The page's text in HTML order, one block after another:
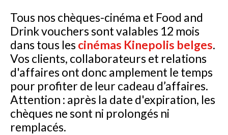
Tous nos chèques-cinéma et Food and
Drink vouchers sont valables 12 mois
dans tous les cinémas Kinepolis belges.
Vos clients, collaborateurs et relations
d'affaires ont donc amplement le temps
pour profiter de leur cadeau d’affaires.
Attention : après la date d'expiration, les
chèques ne sont ni prolongés ni
remplacés.